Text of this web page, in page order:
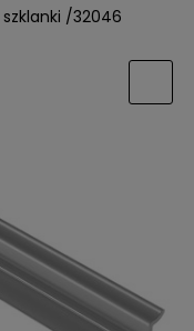
szklanki /32046